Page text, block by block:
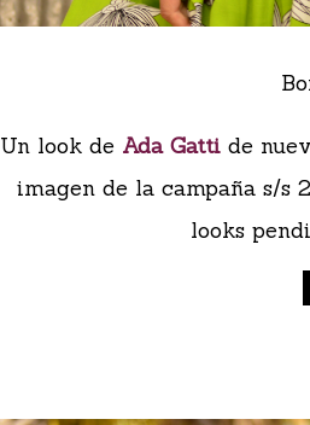
Un look de Ada Gattide
imagen de la campaña s/s
looks